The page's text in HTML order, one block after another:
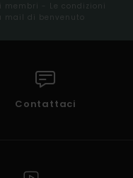
membri - Le condizioni
mail di benvenuto
Contattaci